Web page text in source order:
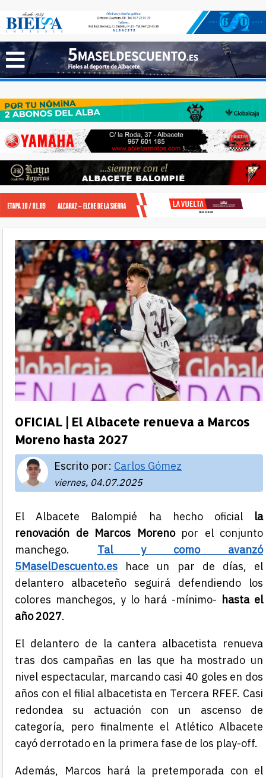
OFICIAL | El Albacete renueva a Marcos
Moreno hasta 2027
Escrito por: Carlos Gómez
viernes, 04.07.2025
El Albacete Balompié ha hecho oficial la
renovación de Marcos Morenopor el conjunto
manchego. Tal y como avanzó
5MaselDescuento.es hace un par de días, el
delantero albaceteño seguirá defendiendo los
colores manchegos, y lo hará -mínimo- hasta el
año 2027.
El delantero de la cantera albacetista renueva
tras dos campañas en las que ha mostrado un
nivel espectacular, marcando casi 40 goles en dos
años con el filial albacetista en Tercera RFEF. Casi
redondea su actuación con un ascenso de
categoría, pero finalmente el Atlético Albacete
cayó derrotado en la primera fase de los play-off.
Además, Marcos hará la pretemporada con el